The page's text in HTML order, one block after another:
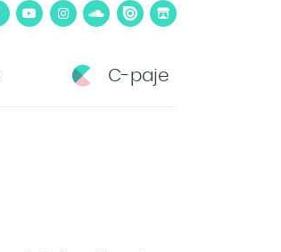
C-paje